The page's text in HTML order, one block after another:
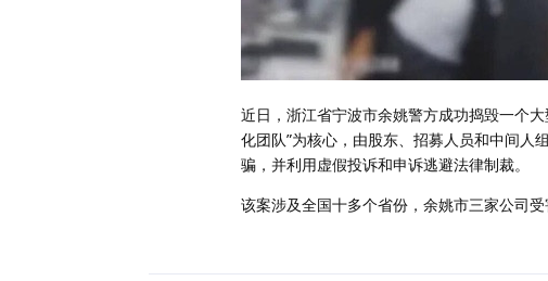
近日，浙江省宁波市余姚警方成功捣毁一个
化团队”为核心，由股东、招募人员和中间人
骗，并利用虚假投诉和申诉逃避法律制裁。
该案涉及全国十多个省份，余姚市三家公司